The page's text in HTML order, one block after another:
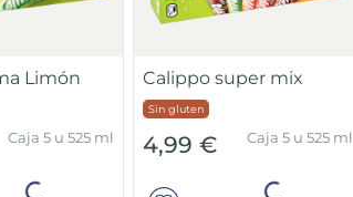
Limón
Caja 5 u 525 ml
Calippo super mix
Sin gluten
4,99 € Caja 5 u 525 ml